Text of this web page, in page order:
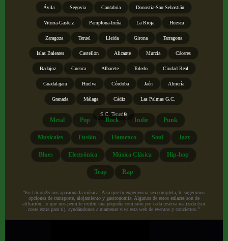
Ávila Segovia Cantabria Donostia-San Sebastián
Vitoria-Gasteiz Pamplona-Iruña La Rioja Huesca
Zaragoza Teruel Lleida Girona Tarragona
Islas Baleares Castellón Alicante Murcia Cáceres
Badajoz Cuenca Albacete Toledo Ciudad Real
Guadalajara Huelva Córdoba Jaén Almería
Granada Málaga Cádiz Las Palmas G.C.
S.C. Tenerife
Metal Pop Rock Indie Punk
Musicales Fusión Flamenco Soul Jazz
Blues Electrónica Música Clásica Hip-hop
Trap Rap
“En Union25 nos apasiona la música. Para que tu experiencia sea completa, te sugerimos
opciones de transporte, alojamiento y gastronomía. Algunos de estos enlaces son de
afiliación, lo que nos permite recibir una pequeña comisión por cada reserva realizada (sin
coste extra para ti), ayudándonos a mantener viva esta web de eventos y conciertos.”